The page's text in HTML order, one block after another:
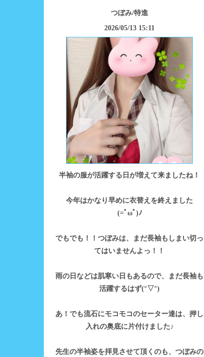
つぼみ/特進
2026/05/13 15:11
半袖の服が活躍する日が増えて来ましたね！
今年はかなり早めに衣替えを終えました
(=ﾟωﾟ)ﾉ
でもでも！！つぼみは、まだ長袖もしまい切っ
てはいませんよっ！！
雨の日などは肌寒い日もあるので、まだ長袖も
活躍するはず(°▽°)
あ！でも流石にモコモコのセーター達は、押し
入れの奥底に片付けました♪
先生の半袖姿を拝見させて頂くのも、つぼみの